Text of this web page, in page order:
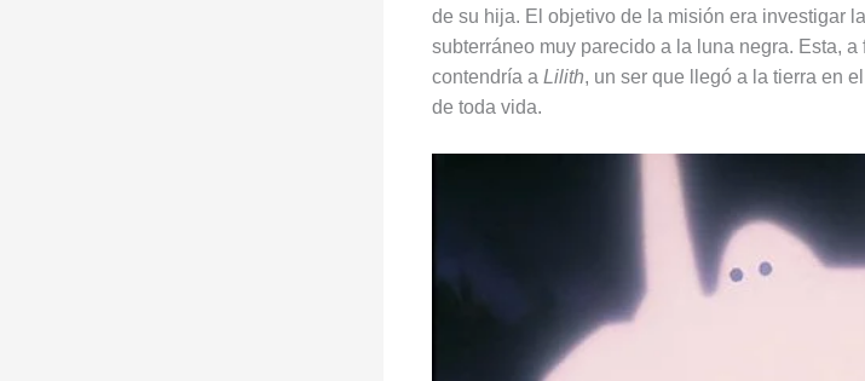
de su hija. El objetivo de la misión era investigar
subterráneo muy parecido a la luna negra. Esta,
contendría a Lilith, un ser que llegó a la tierra en
de toda vida.